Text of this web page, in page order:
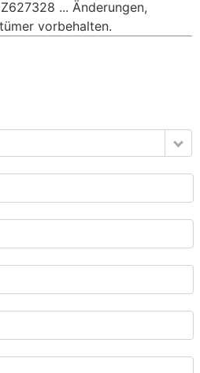
... Änderungen,
vorbehalten.